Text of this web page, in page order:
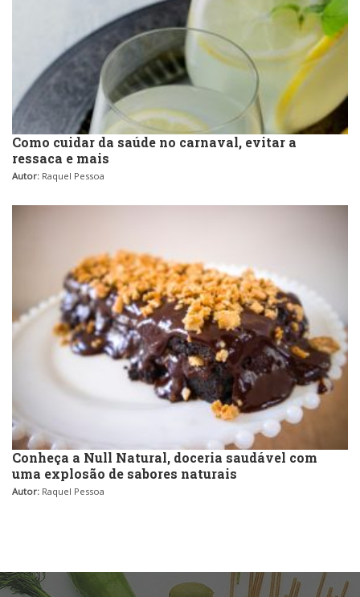
Como cuidar da saúde no carnaval, evitar a
ressaca e mais
Autor: Raquel Pessoa
Conheça a Null Natural, doceria saudável com
uma explosão de sabores naturais
Autor: Raquel Pessoa